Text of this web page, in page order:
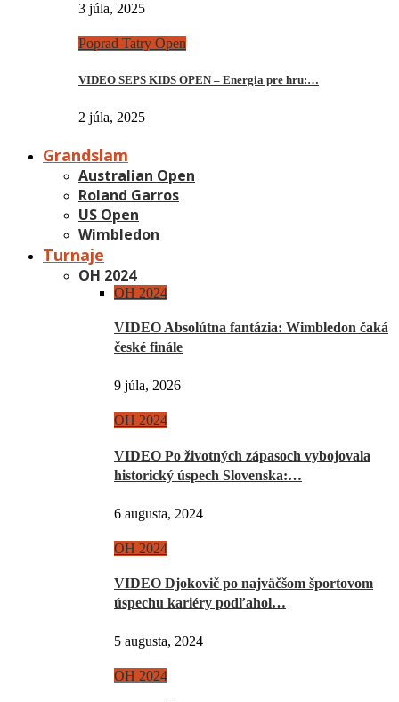
3 júla, 2025
Poprad Tatry Open
VIDEO SEPS KIDS OPEN – Energia pre hru:…
2 júla, 2025
Grandslam
Australian Open
Roland Garros
US Open
Wimbledon
Turnaje
OH 2024
OH 2024
VIDEO Absolútna fantázia: Wimbledon čaká
české finále
9 júla, 2026
OH 2024
VIDEO Po životných zápasoch vybojovala
historický úspech Slovenska:…
6 augusta, 2024
OH 2024
VIDEO Djokovič po najväčšom športovom
úspechu kariéry podľahol…
5 augusta, 2024
OH 2024